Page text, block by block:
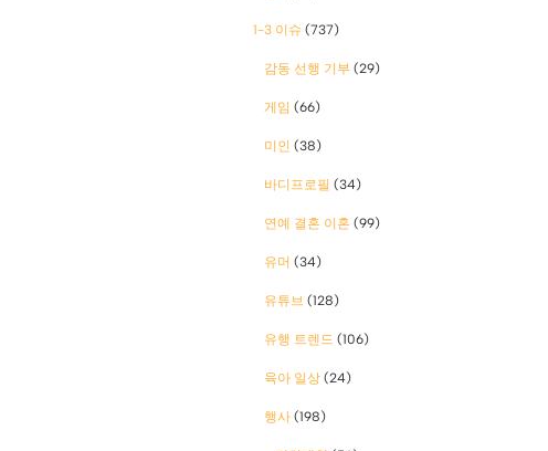
1-3 이슈 (737)
감동 선행 기부 (29)
게임 (66)
미인 (38)
바디프로필 (34)
연예 결혼 이혼 (99)
유머 (34)
유튜브 (128)
유행 트렌드 (106)
육아 일상 (24)
행사 (198)